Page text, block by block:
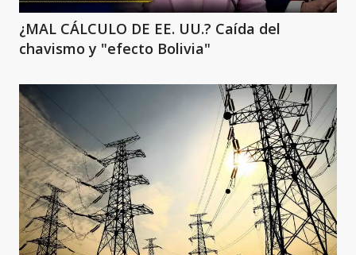
¿MAL CÁLCULO DE EE. UU.? Caída del
chavismo y "efecto Bolivia"